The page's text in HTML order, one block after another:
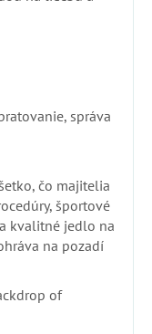
správa
čo majitelia
športové
kvalitné jedlo na
na pozadí
of